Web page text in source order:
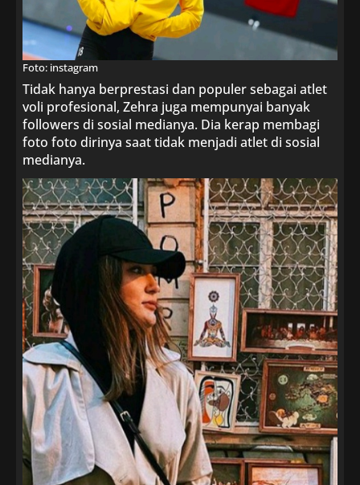
Foto: instagram
Tidak hanya berprestasi dan populer sebagai atlet
voli profesional, Zehra juga mempunyai banyak
followers di sosial medianya. Dia kerap membagi
foto foto dirinya saat tidak menjadi atlet di sosial
medianya.